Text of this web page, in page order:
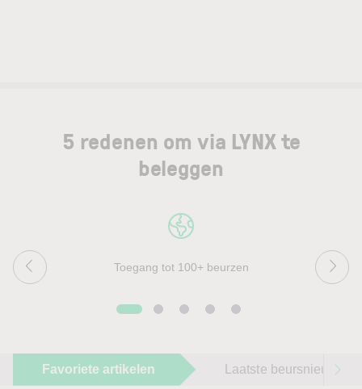
5 redenen om via LYNX te
beleggen
Toegang tot 100+ beurzen
Favoriete artikelen Laatste beursnieuws